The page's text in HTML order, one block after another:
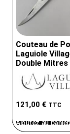
Couteau de
Laguiole
Double Mitres
121,00 € TTC
Ajoutez au panier